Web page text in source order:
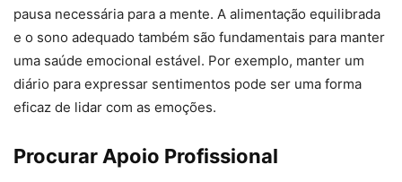
pausa necessária para a mente. A alimentação equilibrada
e o sono adequado também são fundamentais para manter
uma saúde emocional estável. Por exemplo, manter um
diário para expressar sentimentos pode ser uma forma
eficaz de lidar com as emoções.
Procurar Apoio Profissional